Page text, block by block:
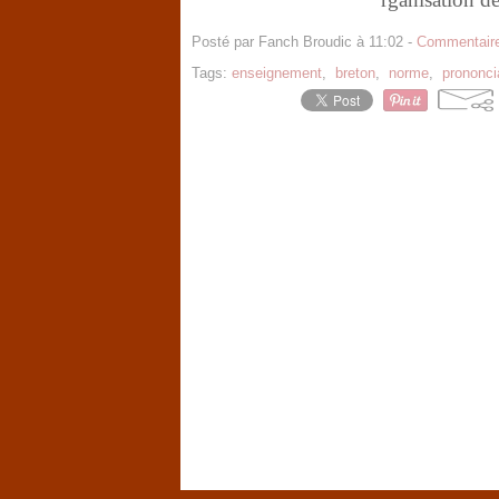
Posté par Fanch Broudic à 11:02 -
Tags: enseignement, breton, norme,